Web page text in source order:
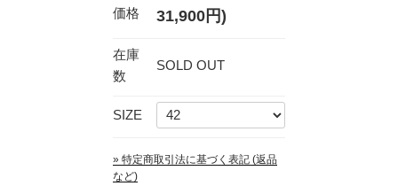
価格
31,900円)
在庫
数
SOLD OUT
SIZE
» 特定商取引法に基づく表記 (返品
など)